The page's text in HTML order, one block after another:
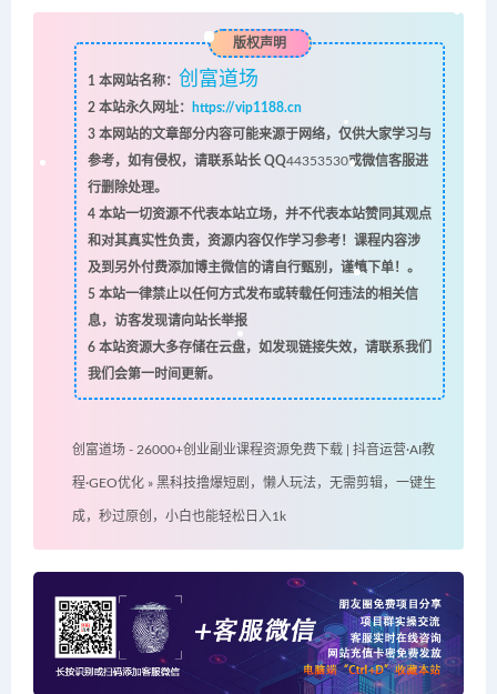
版权声明
1 本网站名称： 创富道场
2本站永久网址：
https://vip1188.cn
3本网站的文章部分内容可能来源于网络，仅供大家学习与
参考，如有侵权，请联系站长 QQ44353530或微信客服进
行删除处理。
4本站一切资源不代表本站立场，并不代表本站赞同其观点
和对其真实性负责，资源内容仅作学习参考！课程内容涉
及到另外付费添加博主微信的请自行甄别，谨慎下单！。
5本站一律禁止以任何方式发布或转载任何违法的相关信
息，访客发现请向站长举报
6本站资源大多存储在云盘，如发现链接失效，请联系我们
我们会第一时间更新。
创富道场 - 26000+创业副业课程资源免费下载 | 抖音运营·AI教
程·GEO优化 » 黑科技撸爆短剧，懒人玩法，无需剪辑，一键生
成，秒过原创，小白也能轻松日入1k